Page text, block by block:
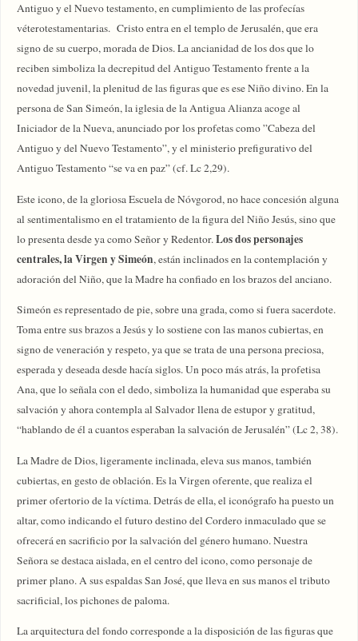
Antiguo y el Nuevo testamento, en cumplimiento de las profecías
véterotestamentarias. Cristo entra en el templo de Jerusalén, que era
signo de su cuerpo, morada de Dios. La ancianidad de los dos que lo
reciben simboliza la decrepitud del Antiguo Testamento frente a la
novedad juvenil, la plenitud de las figuras que es ese Niño divino. En la
persona de San Simeón, la iglesia de la Antigua Alianza acoge al
Iniciador de la Nueva, anunciado por los profetas como ”Cabeza del
Antiguo y del Nuevo Testamento”, y el ministerio prefigurativo del
Antiguo Testamento “se va en paz” (cf. Lc 2,29).
Este icono, de la gloriosa Escuela de Nóvgorod, no hace concesión alguna
al sentimentalismo en el tratamiento de la figura del Niño Jesús, sino que
lo presenta desde ya como Señor y Redentor.Los dos personajes
centrales, la Virgen y Simeón, están inclinados en la contemplación y
adoración del Niño, que la Madre ha confiado en los brazos del anciano.
Simeón es representado de pie, sobre una grada, como si fuera sacerdote.
Toma entre sus brazos a Jesús y lo sostiene con las manos cubiertas, en
signo de veneración y respeto, ya que se trata de una persona preciosa,
esperada y deseada desde hacía siglos. Un poco más atrás, la profetisa
Ana, que lo señala con el dedo, simboliza la humanidad que esperaba su
salvación y ahora contempla al Salvador llena de estupor y gratitud,
“hablando de él a cuantos esperaban la salvación de Jerusalén” (Lc 2, 38).
La Madre de Dios, ligeramente inclinada, eleva sus manos, también
cubiertas, en gesto de oblación. Es la Virgen oferente, que realiza el
primer ofertorio de la víctima. Detrás de ella, el iconógrafo ha puesto un
altar, como indicando el futuro destino del Cordero inmaculado que se
ofrecerá en sacrificio por la salvación del género humano. Nuestra
Señora se destaca aislada, en el centro del icono, como personaje de
primer plano. A sus espaldas San José, que lleva en sus manos el tributo
sacrificial, los pichones de paloma.
La arquitectura del fondo corresponde a la disposición de las figuras que